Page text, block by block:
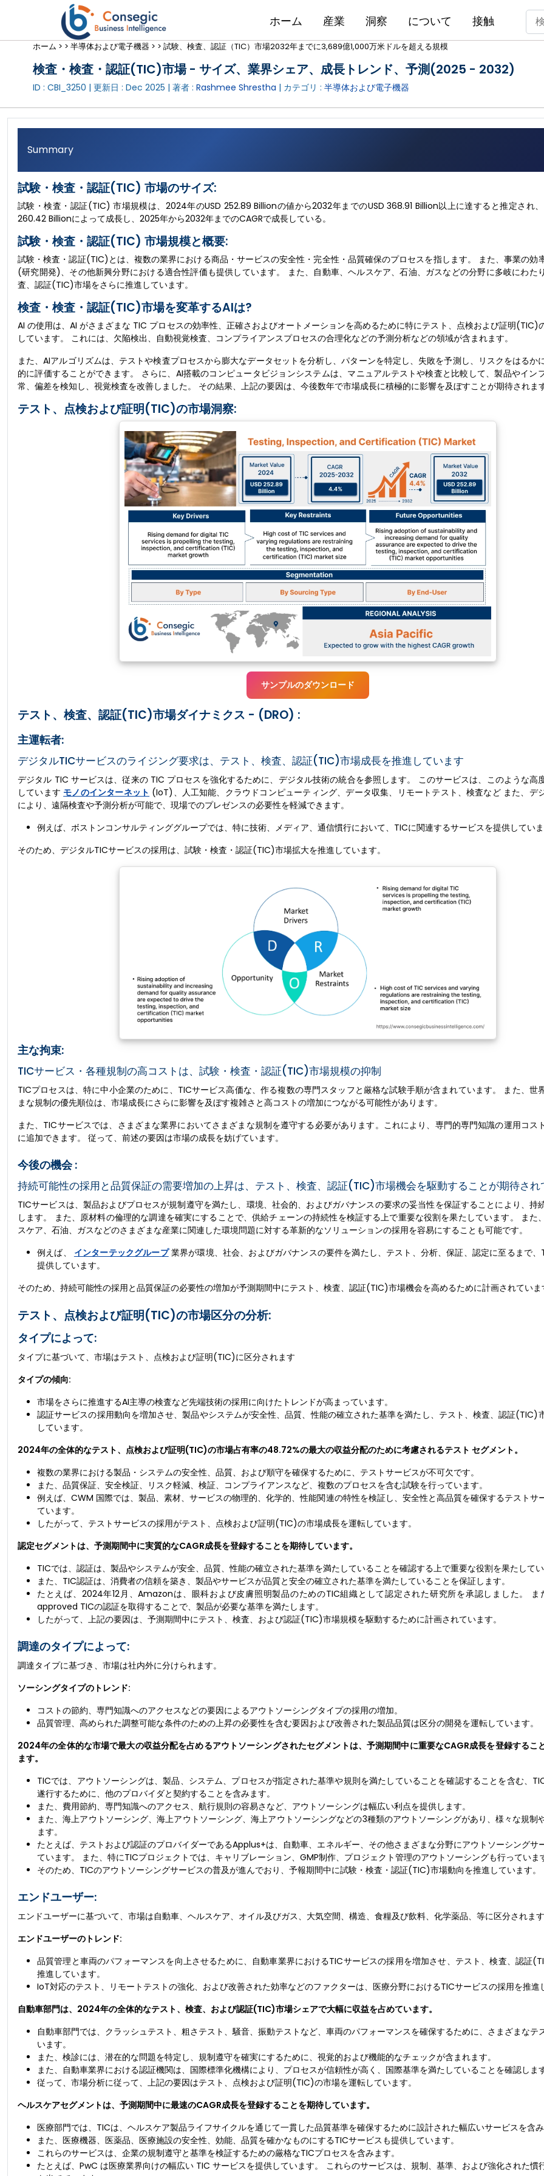
ホーム 産業 洞察 について 接触
ホーム > > 半導体および電子機器 > > 試験、検査、認証（TIC）市場2032年までに3,689億1,000万米ドルを超える規模
検査・検査・認証(TIC)市場 - サイズ、業界シェア、成長トレンド、予測(2025 - 2032)
ID : CBI_3250 | 更新日 : Dec 2025 | 著者 : Rashmee Shrestha | カテゴリ : 半導体および電子機器
Summary
試験・検査・認証(TIC) 市場のサイズ:
試験・検査・認証(TIC) 市場規模は、2024年のUSD 252.89 Billionの値から2032年までのUSD 368.91 Billion以上に達すると推定され
260.42 Billionによって成長し、2025年から2032年までのCAGRで成長している。
試験・検査・認証(TIC) 市場規模と概要:
試験・検査・認証(TIC)とは、複数の業界における商品・サービスの安全性・完全性・品質確保のプロセスを指します。 また、事業の効
(研究開発)、その他新興分野における適合性評価も提供しています。 また、自動車、ヘルスケア、石油、ガスなどの分野に多岐にわた
査、認証(TIC)市場をさらに推進しています。
検査・検査・認証(TIC)市場を変革するAIは?
AI の使用は、AI がさまざまな TIC プロセスの効率性、正確さおよびオートメーションを高めるために特にテスト、点検および証明(TIC)
しています。 これには、欠陥検出、自動視覚検査、コンプライアンスプロセスの合理化などの予測分析などの領域が含まれます。
また、AIアルゴリズムは、テストや検査プロセスから膨大なデータセットを分析し、パターンを特定し、失敗を予測し、リスクをはるか
的に評価することができます。 さらに、AI搭載のコンピュータビジョンシステムは、マニュアルテストや検査と比較して、製品やイン
常、偏差を検知し、視覚検査を改善しました。 その結果、上記の要因は、今後数年で市場成長に積極的に影響を及ぼすことが期待されま
テスト、点検および証明(TIC)の市場洞察:
サンプルのダウンロード
テスト、検査、認証(TIC)市場ダイナミクス - (DRO) :
主運転者:
デジタルTICサービスのライジング要求は、テスト、検査、認証(TIC)市場成長を推進しています
デジタル TIC サービスは、従来の TIC プロセスを強化するために、デジタル技術の統合を参照します。 このサービスは、このような高
しています モノのインターネット (IoT)、人工知能、クラウドコンピューティング、データ収集、リモートテスト、検査など また、デ
により、遠隔検査や予測分析が可能で、現場でのプレゼンスの必要性を軽減できます。
例えば、ボストンコンサルティンググループでは、特に技術、メディア、通信慣行において、TICに関連するサービスを提供してい
そのため、デジタルTICサービスの採用は、試験・検査・認証(TIC)市場拡大を推進しています。
主な拘束:
TICサービス・各種規制の高コストは、試験・検査・認証(TIC)市場規模の抑制
TICプロセスは、特に中小企業のために、TICサービス高価な、作る複数の専門スタッフと厳格な試験手順が含まれています。 また、世
まな規制の優先順位は、市場成長にさらに影響を及ぼす複雑さと高コストの増加につながる可能性があります。
また、TICサービスでは、さまざまな業界においてさまざまな規制を遵守する必要があります。これにより、専門的専門知識の運用コス
に追加できます。 従って、前述の要因は市場の成長を妨げています。
今後の機会 :
持続可能性の採用と品質保証の需要増加の上昇は、テスト、検査、認証(TIC)市場機会を駆動することが期待され
TICサービスは、製品およびプロセスが規制遵守を満たし、環境、社会的、およびガバナンスの要求の妥当性を保証することにより、持
します。 また、原材料の倫理的な調達を確実にすることで、供給チェーンの持続性を検証する上で重要な役割を果たしています。 また
スケア、石油、ガスなどのさまざまな産業に関連した環境問題に対する革新的なソリューションの採用を容易にすることも可能です。
例えば、 インターテックグループ業界が環境、社会、およびガバナンスの要件を満たし、テスト、分析、保証、認定に至るまで
提供しています。
そのため、持続可能性の採用と品質保証の必要性の増加が予測期間中にテスト、検査、認証(TIC)市場機会を高めるために計画されていま
テスト、点検および証明(TIC)の市場区分の分析:
タイプによって:
タイプに基づいて、市場はテスト、点検および証明(TIC)に区分されます
タイプの傾向:
市場をさらに推進するAI主導の検査など先端技術の採用に向けたトレンドが高まっています。
認証サービスの採用動向を増加させ、製品やシステムが安全性、品質、性能の確立された基準を満たし、テスト、検査、認証(TIC)
しています。
2024年の全体的なテスト、点検および証明(TIC)の市場占有率の48.72%の最大の収益分配のために考慮されるテスト セグメント。
複数の業界における製品・システムの安全性、品質、および順守を確保するために、テストサービスが不可欠です。
また、品質保証、安全検証、リスク軽減、検証、コンプライアンスなど、複数のプロセスを含む試験を行っています。
例えば、CWM 国際では、製品、素材、サービスの物理的、化学的、性能関連の特性を検証し、安全性と高品質を確保するテストサ
ています。
したがって、テストサービスの採用がテスト、点検および証明(TIC)の市場成長を運転しています。
認定セグメントは、予測期間中に実質的なCAGR成長を登録することを期待しています。
TICでは、認証は、製品やシステムが安全、品質、性能の確立された基準を満たしていることを確認する上で重要な役割を果たして
また、TIC認証は、消費者の信頼を築き、製品やサービスが品質と安全の確立された基準を満たしていることを保証します。
たとえば、2024年12月、Amazonは、眼科および皮膚照明製品のためのTIC組織として認定された研究所を承認しました。
approved TICの認証を取得することで、製品が必要な基準を満たします。
したがって、上記の要因は、予測期間中にテスト、検査、および認証(TIC)市場規模を駆動するために計画されています。
調達のタイプによって:
調達タイプに基づき、市場は社内外に分けられます。
ソーシングタイプのトレンド:
コストの節約、専門知識へのアクセスなどの要因によるアウトソーシングタイプの採用の増加。
品質管理、高められた調整可能な条件のための上昇の必要性を含む要因および改善された製品品質は区分の開発を運転しています。
2024年の全体的な市場で最大の収益分配を占めるアウトソーシングされたセグメントは、予測期間中に重要なCAGR成長を登録するこ
ます。
TICでは、アウトソーシングは、製品、システム、プロセスが指定された基準や規則を満たしていることを確認することを含む、
遂行するために、他のプロバイダと契約することを含みます。
また、費用節約、専門知識へのアクセス、航行規則の容易さなど、アウトソーシングは幅広い利点を提供します。
また、海上アウトソーシング、海上アウトソーシング、海上アウトソーシングなどの3種類のアウトソーシングがあり、様々な規制
ます。
たとえば、テストおよび認証のプロバイダーであるApplus+は、自動車、エネルギー、その他さまざまな分野にアウトソーシングサ
ています。 また、特にTICプロジェクトでは、キャリブレーション、GMP制作、プロジェクト管理のアウトソーシングも行っていま
そのため、TICのアウトソーシングサービスの普及が進んでおり、予報期間中に試験・検査・認証(TIC)市場動向を推進しています。
エンドユーザー:
エンドユーザーに基づいて、市場は自動車、ヘルスケア、オイル及びガス、大気空間、構造、食糧及び飲料、化学薬品、等に区分されま
エンドユーザーのトレンド:
品質管理と車両のパフォーマンスを向上させるために、自動車業界におけるTICサービスの採用を増加させ、テスト、検査、認証
推進しています。
IoT対応のテスト、リモートテストの強化、および改善された効率などのファクターは、医療分野におけるTICサービスの採用を推進
自動車部門は、2024年の全体的なテスト、検査、および認証(TIC)市場シェアで大幅に収益を占めています。
自動車部門では、クラッシュテスト、粗さテスト、騒音、振動テストなど、車両のパフォーマンスを確保するために、さまざまなテ
います。
また、検診には、潜在的な問題を特定し、規制遵守を確実にするために、視覚的および機能的なチェックが含まれます。
また、自動車業界における認証機関は、国際標準化機構により、プロセスが信頼性が高く、国際基準を満たしていることを確認しま
従って、市場分析に従って、上記の要因はテスト、点検および証明(TIC)の市場を運転しています。
ヘルスケアセグメントは、予測期間中に最速のCAGR成長を登録することを期待しています。
医療部門では、TICは、ヘルスケア製品ライフサイクルを通じて一貫した品質基準を確保するために設計された幅広いサービスを含
また、医療機器、医薬品、医療施設の安全性、効能、品質を確かなものにするTICサービスも提供しています。
これらのサービスは、企業の規制遵守と基準を検証するための厳格なTICプロセスを含みます。
たとえば、PwC は医療業界向けの幅広い TIC サービスを提供しています。 これらのサービスは、規制、基準、および強化された慣